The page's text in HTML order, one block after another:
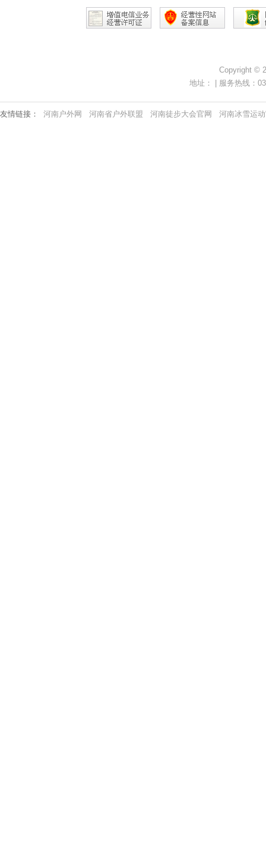
Copyright ©
地址： | 服务热线：
友情链接： 河南户外网 河南省户外联盟 河南徒步大会官网 河南冰雪运